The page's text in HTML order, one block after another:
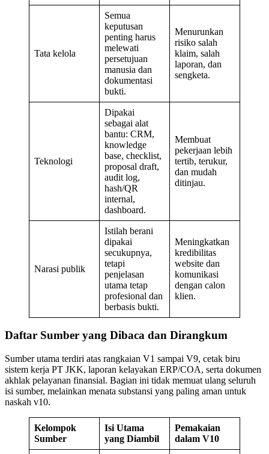
Tata kelola
Semua
keputusan
penting harus
melewati
persetujuan
manusia dan
dokumentasi
bukti.
Menurunkan
risiko salah
klaim, salah
laporan, dan
sengketa.
Teknologi
Dipakai
sebagai alat
bantu: CRM,
knowledge
base, checklist,
proposal draft,
audit log,
hash/QR
internal,
dashboard.
Membuat
pekerjaan lebih
tertib, terukur,
dan mudah
ditinjau.
Narasi publik
Istilah berani
dipakai
secukupnya,
tetapi
penjelasan
utama tetap
profesional dan
berbasis bukti.
Meningkatkan
kredibilitas
website dan
komunikasi
dengan calon
klien.
Daftar Sumber yang Dibaca dan Dirangkum
Sumber utama terdiri atas rangkaian V1 sampai V9, cetak biru
sistem kerja PT JKK, laporan kelayakan ERP/COA, serta dokumen
akhlak pelayanan finansial. Bagian ini tidak memuat ulang seluruh
isi sumber, melainkan menata substansi yang paling aman untuk
naskah v10.
Kelompok
Sumber
Isi Utama
yang Diambil
Pemakaian
dalam V10